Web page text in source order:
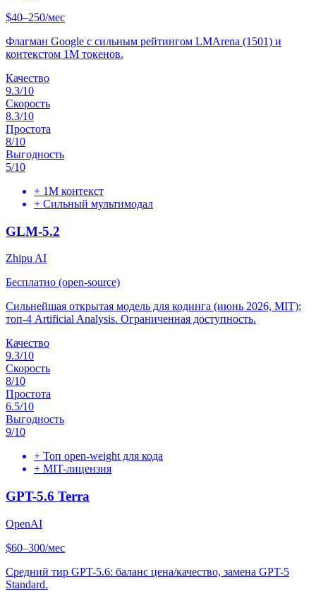
$40–250/мес
Флагман Google с сильным рейтингом LMArena (1501) и
контекстом 1M токенов.
Качество
9.3/10
Скорость
8.3/10
Простота
8/10
Выгодность
5/10
+ 1M контекст
+ Сильный мультимодал
GLM-5.2
Zhipu AI
Бесплатно (open-source)
Сильнейшая открытая модель для кодинга (июнь 2026, MIT);
топ-4 Artificial Analysis. Ограниченная доступность.
Качество
9.3/10
Скорость
8/10
Простота
6.5/10
Выгодность
9/10
+ Топ open-weight для кода
+ MIT-лицензия
GPT-5.6 Terra
OpenAI
$60–300/мес
Средний тир GPT-5.6: баланс цена/качество, замена GPT-5
Standard.